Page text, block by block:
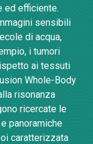
ed efficiente.
sensibili
di acqua,
i tumori
ai tessuti
Whole-Body
risonanza
ricercate le
panoramiche
caratterizzata